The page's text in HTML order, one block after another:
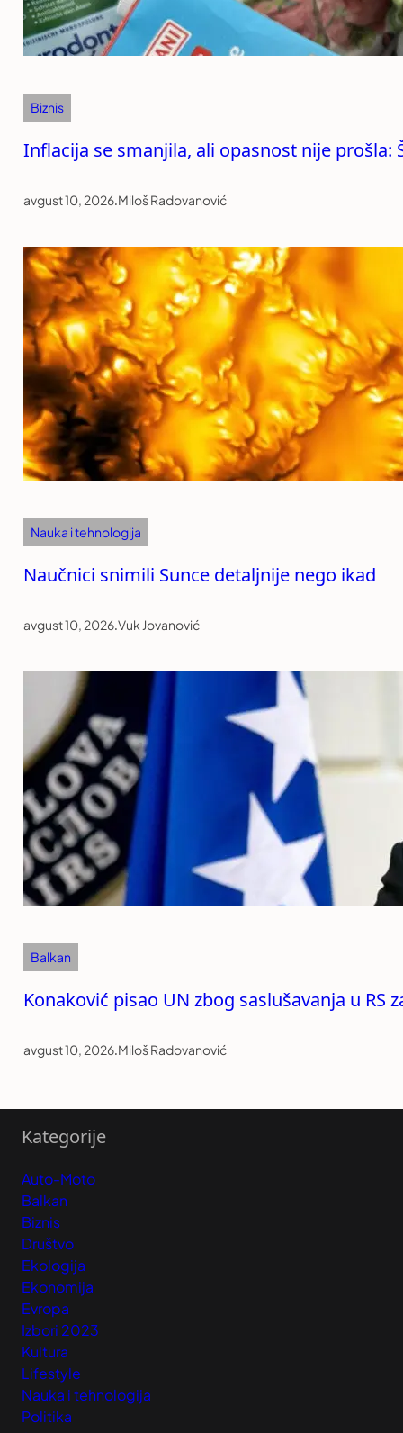
Biznis
Inflacija se smanjila, ali opasnost nije prošla:
avgust 10, 2026.Miloš Radovanović
Nauka i tehnologija
Naučnici snimili Sunce detaljnije nego ikad
avgust 10, 2026.Vuk Jovanović
Balkan
Konaković pisao UN zbog saslušavanja u
avgust 10, 2026.Miloš Radovanović
Kategorije
Auto-Moto
Balkan
Biznis
Društvo
Ekologija
Ekonomija
Evropa
Izbori 2023
Kultura
Lifestyle
Nauka i tehnologija
Politika